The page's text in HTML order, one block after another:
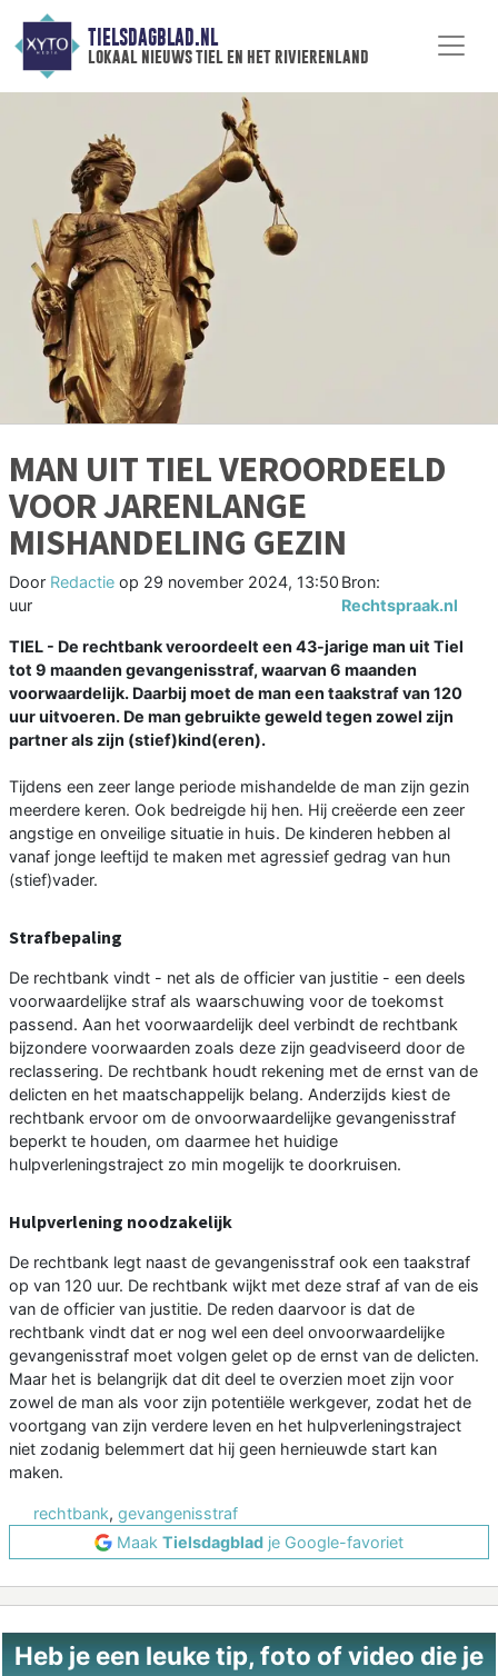
TIELSDAGBLAD.NL
lokaal nieuws tiel en het rivierenland
MAN UIT TIEL VEROORDEELD
VOOR JARENLANGE
MISHANDELING GEZIN
Door Redactie op 29 november 2024, 13:50
uur
Bron:
Rechtspraak.nl
TIEL - De rechtbank veroordeelt een 43-jarige man uit Tiel
tot 9 maanden gevangenisstraf, waarvan 6 maanden
voorwaardelijk. Daarbij moet de man een taakstraf van 120
uur uitvoeren. De man gebruikte geweld tegen zowel zijn
partner als zijn (stief)kind(eren).
Tijdens een zeer lange periode mishandelde de man zijn gezin
meerdere keren. Ook bedreigde hij hen. Hij creëerde een zeer
angstige en onveilige situatie in huis. De kinderen hebben al
vanaf jonge leeftijd te maken met agressief gedrag van hun
(stief)vader.
Strafbepaling
De rechtbank vindt - net als de officier van justitie - een deels
voorwaardelijke straf als waarschuwing voor de toekomst
passend. Aan het voorwaardelijk deel verbindt de rechtbank
bijzondere voorwaarden zoals deze zijn geadviseerd door de
reclassering. De rechtbank houdt rekening met de ernst van de
delicten en het maatschappelijk belang. Anderzijds kiest de
rechtbank ervoor om de onvoorwaardelijke gevangenisstraf
beperkt te houden, om daarmee het huidige
hulpverleningstraject zo min mogelijk te doorkruisen.
Hulpverlening noodzakelijk
De rechtbank legt naast de gevangenisstraf ook een taakstraf
op van 120 uur. De rechtbank wijkt met deze straf af van de eis
van de officier van justitie. De reden daarvoor is dat de
rechtbank vindt dat er nog wel een deel onvoorwaardelijke
gevangenisstraf moet volgen gelet op de ernst van de delicten.
Maar het is belangrijk dat dit deel te overzien moet zijn voor
zowel de man als voor zijn potentiële werkgever, zodat het de
voortgang van zijn verdere leven en het hulpverleningstraject
niet zodanig belemmert dat hij geen hernieuwde start kan
maken.
rechtbank, gevangenisstraf
Maak Tielsdagblad je Google-favoriet
Heb je een leuke tip, foto of video die je